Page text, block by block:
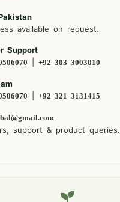
available on request.
Support
+92 303 3003010
+92 321 3131415
support & product queries.